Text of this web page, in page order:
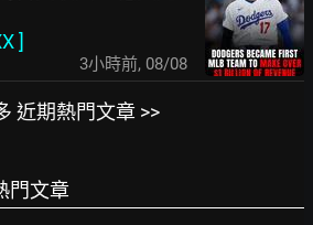
]
3小時前, 08/08
近期熱門文章 >>
門文章